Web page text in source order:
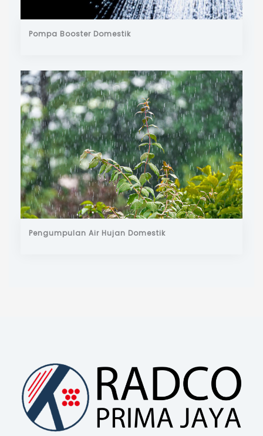
Pompa Booster Domestik
Pengumpulan Air Hujan Domestik